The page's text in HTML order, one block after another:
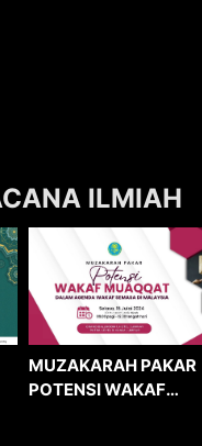
ILMIAH
MUZAKARAH PAKAR
POTENSI WAKAF